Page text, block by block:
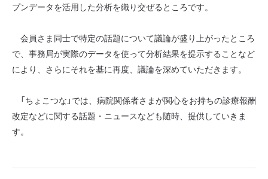
プンデータを活用した分析を織り交ぜるところです。
会員さま同士で特定の話題について議論が盛り上がったところ
で、事務局が実際のデータを使って分析結果を提示することなど
により、さらにそれを基に再度、議論を深めていただきます。
「ちょこつな」では、病院関係者さまが関心をお持ちの診療報酬
改定などに関する話題・ニュースなども随時、提供していきま
す。